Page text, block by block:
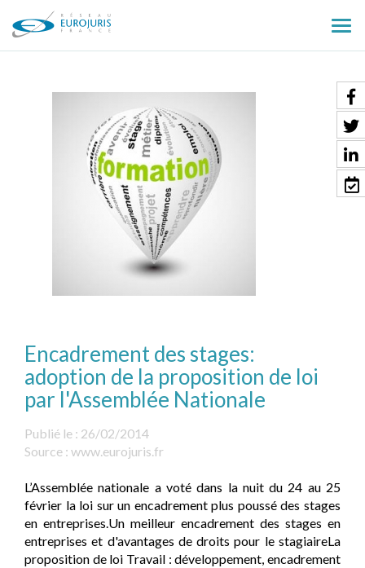
le
Encadrement des stages:
adoption de la proposition de loi
par l'Assemblée Nationale
Publié le : 26/02/2014
Source : www.eurojuris.fr
L’Assemblée nationale a voté dans la nuit du 24 au 25
février la loi sur un encadrement plus poussé des stages
en entreprises.Un meilleur encadrement des stages en
entreprises et d'avantages de droits pour le stagiaireLa
proposition de loi Travail : développement, encadrement